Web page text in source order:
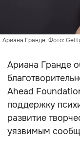
Ариана Гранде. Фото:
Ариана Гранде
Ahead
поддержку
развитие
уязвимым